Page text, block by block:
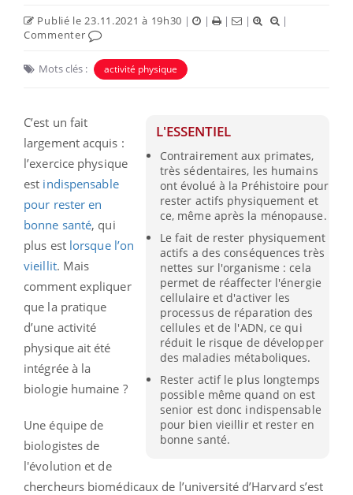
Publié le 23.11.2021 à 19h30 | | | |
|
Commenter
Mots clés : activité physique
L'ESSENTIEL
Contrairement aux primates,
très sédentaires, les humains
ont évolué à la Préhistoire pour
rester actifs physiquement et
ce, même après la ménopause.
Le fait de rester physiquement
actifs a des conséquences très
nettes sur l'organisme : cela
permet de réaffecter l'énergie
cellulaire et d'activer les
processus de réparation des
cellules et de l'ADN, ce qui
réduit le risque de développer
des maladies métaboliques.
Rester actif le plus longtemps
possible même quand on est
senior est donc indispensable
pour bien vieillir et rester en
bonne santé.
C’est un fait
largement acquis :
l’exercice physique
est indispensable
pour rester en
bonne santé, qui
plus est lorsque l’on
vieillit. Mais
comment expliquer
que la pratique
d’une activité
physique ait été
intégrée à la
biologie humaine ?
Une équipe de
biologistes de
l'évolution et de
chercheurs biomédicaux de l’université d’Harvard s’est